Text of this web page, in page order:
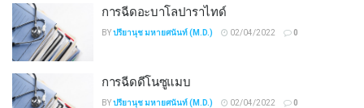
การฉีดอะบาโลปาราไทด์
BYปรียานุช มหายศนันท์ (M.D.) 02/04/2022 0
การฉีดดีโนซูแมบ
BYปรียานุช มหายศนันท์ (M.D.) 02/04/2022 0